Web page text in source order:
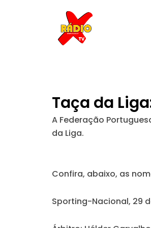
Taça da
A Federação
da Liga.
Confira, abaixo, as
Sporting-Nacional, 29